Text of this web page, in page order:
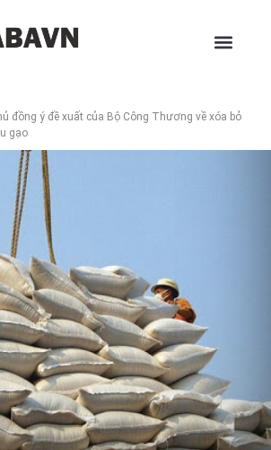
đồng ý đề xuất của Bộ Công Thương về xóa bỏ
gạo